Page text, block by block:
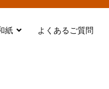
紙 よくあるご質問